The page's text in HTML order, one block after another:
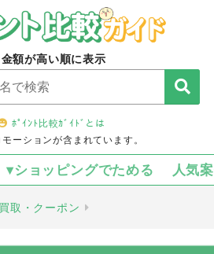
金額が高い順に表示
ﾎﾟｲﾝﾄ比較ｶﾞｲﾄﾞとは
ーションが含まれています。
▾ショッピングでためる 人気
取・クーポン